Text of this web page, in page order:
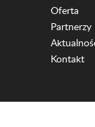
Oferta
Partnerzy
Kontakt